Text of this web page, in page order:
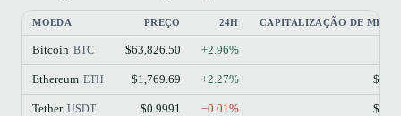
MOEDA PREÇO 24H CAPITALIZAÇÃO DE
Bitcoin BTC $63,826.50 +2.96%
Ethereum ETH $1,769.69 +2.27%
Tether USDT $0.9991 −0.01%